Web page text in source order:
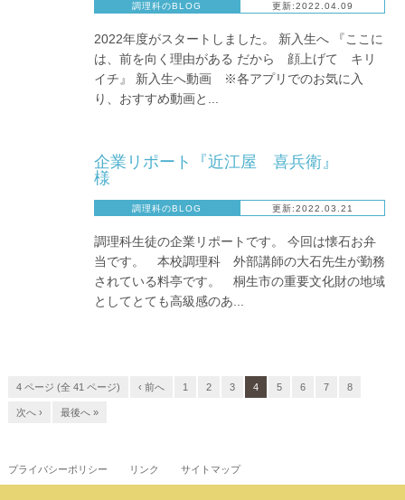
調理科のBLOG 更新:2022.04.09
2022年度がスタートしました。 新入生へ 『ここに
は、前を向く理由がある だから 顔上げて キリ
イチ』 新入生へ動画 ※各アプリでのお気に入
り、おすすめ動画と...
企業リポート『近江屋 喜兵衛』
様
調理科のBLOG 更新:2022.03.21
調理科生徒の企業リポートです。 今回は懐石お弁
当です。 本校調理科 外部講師の大石先生が勤務
されている料亭です。 桐生市の重要文化財の地域
としてとても高級感のあ...
4 ページ (全 41 ページ) ‹ 前へ 1 2 3 4 5 6 7 8
次へ › 最後へ »
プライバシーポリシー リンク サイトマップ